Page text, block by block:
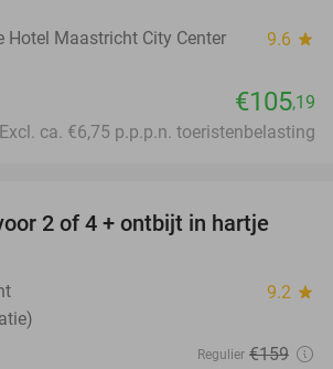
Hotel Maastricht City Center 9.6 star
€105,19
Excl. ca. €6,75 p.p.p.n. toeristenbelasting
26%
2 of 4 + ontbijt in hartje
9.2 star
Regulier €159